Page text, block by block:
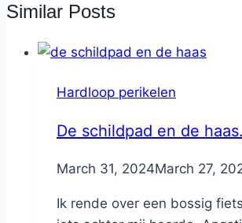
Similar Posts
Hardloop perikelen
De schildpad en de haas.
ByNicole
March 31, 2024March 27,
Ik rende over een bossig